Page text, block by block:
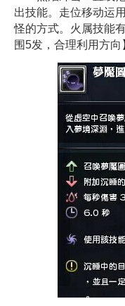
出技能。走位移动运
怪的方式。火属技能
围5发，合理利用方向